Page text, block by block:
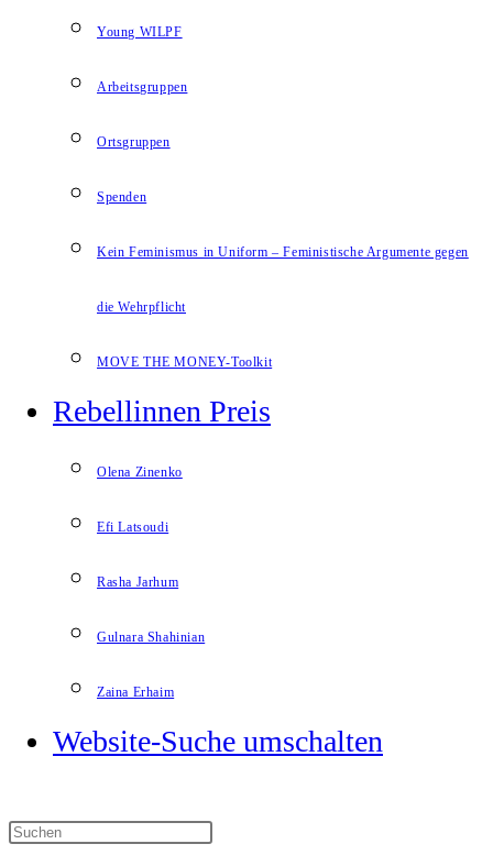
Young WILPF
Arbeitsgruppen
Ortsgruppen
Spenden
Kein Feminismus in Uniform – Feministische Argumente gegen
die Wehrpflicht
MOVE THE MONEY-Toolkit
Rebellinnen Preis
Olena Zinenko
Efi Latsoudi
Rasha Jarhum
Gulnara Shahinian
Zaina Erhaim
Website-Suche umschalten